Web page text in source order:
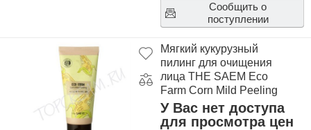
Сообщить о
поступлении
Мягкий кукурузный
пилинг для очищения
лица THE SAEM Eco
Farm Corn Mild Peeling
У Вас нет доступа
для просмотра цен